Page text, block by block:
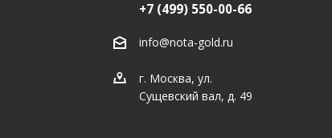
+7 (499) 550-00-66
info@nota-gold.ru
г. Москва, ул.
Сущевский вал, д. 49